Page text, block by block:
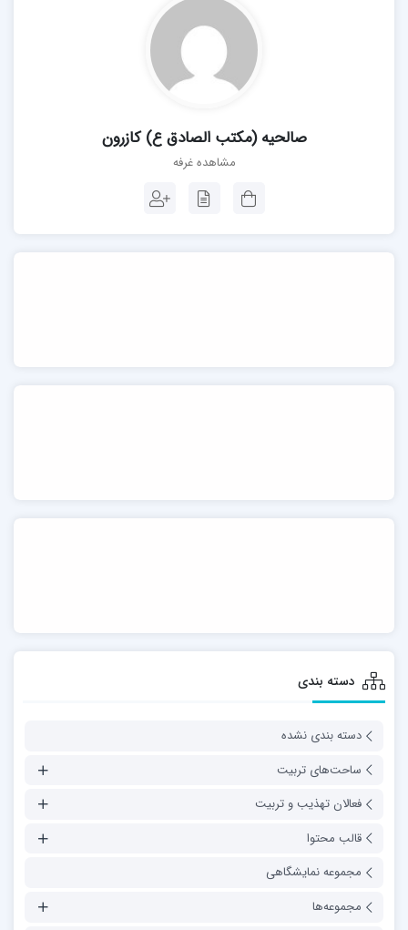
صالحیه (مکتب الصادق ع) کازرون
مشاهده غرفه
دسته بندی
دسته بندی نشده
ساحت‌های تربیت
فعالان تهذیب و تربیت
قالب محتوا
مجموعه نمایشگاهی
مجموعه‌ها